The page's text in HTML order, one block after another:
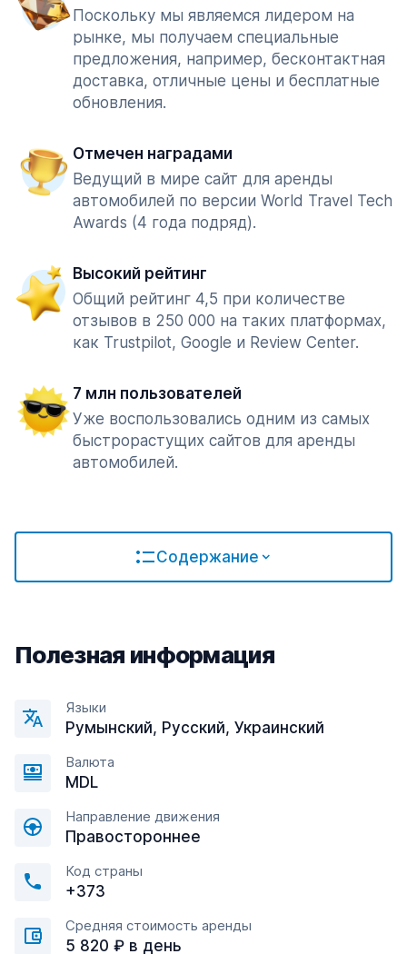
Поскольку мы являемся лидером на
рынке, мы получаем специальные
предложения, например, бесконтактная
доставка, отличные цены и бесплатные
обновления.
Отмечен наградами
Ведущий в мире сайт для аренды
автомобилей по версии World Travel Tech
Awards (4 года подряд).
Высокий рейтинг
Общий рейтинг 4,5 при количестве
отзывов в 250 000 на таких платформах,
как Trustpilot, Google и Review Center.
7 млн пользователей
Уже воспользовались одним из самых
быстрорастущих сайтов для аренды
автомобилей.
Содержание
Полезная информация
Языки
Румынский, Русский, Украинский
Валюта
MDL
Направление движения
Правостороннее
Код страны
+373
Средняя стоимость аренды
5 820 ₽ в день